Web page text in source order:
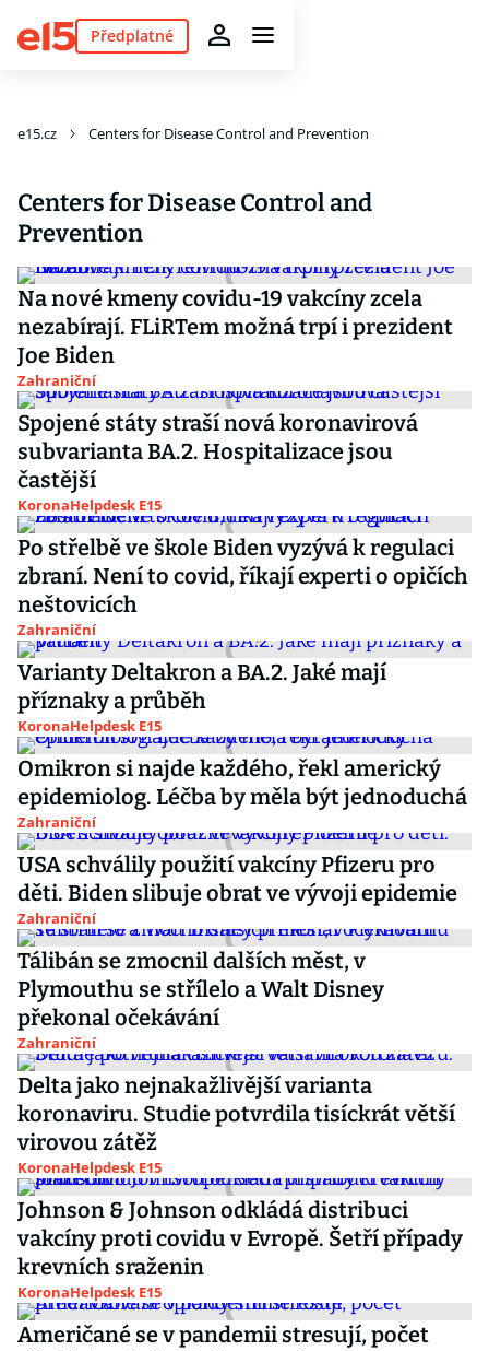
Předplatné
e15.cz Centers for Disease Control and Prevention
Centers for Disease Control and
Prevention
Na nové kmeny covidu-19 vakcíny zcela
nezabírají. FLiRTem možná trpí i prezident
Joe Biden
Zahraniční
Spojené státy straší nová koronavirová
subvarianta BA.2. Hospitalizace jsou
častější
KoronaHelpdesk E15
Po střelbě ve škole Biden vyzývá k regulaci
zbraní. Není to covid, říkají experti o opičích
neštovicích
Zahraniční
Varianty Deltakron a BA.2. Jaké mají
příznaky a průběh
KoronaHelpdesk E15
Omikron si najde každého, řekl americký
epidemiolog. Léčba by měla být jednoduchá
Zahraniční
USA schválily použití vakcíny Pfizeru pro
děti. Biden slibuje obrat ve vývoji epidemie
Zahraniční
Tálibán se zmocnil dalších měst, v
Plymouthu se střílelo a Walt Disney
překonal očekávání
Zahraniční
Delta jako nejnakažlivější varianta
koronaviru. Studie potvrdila tisíckrát větší
virovou zátěž
KoronaHelpdesk E15
Johnson & Johnson odkládá distribuci
vakcíny proti covidu v Evropě. Šetří případy
krevních sraženin
KoronaHelpdesk E15
Američané se v pandemii stresují, počet